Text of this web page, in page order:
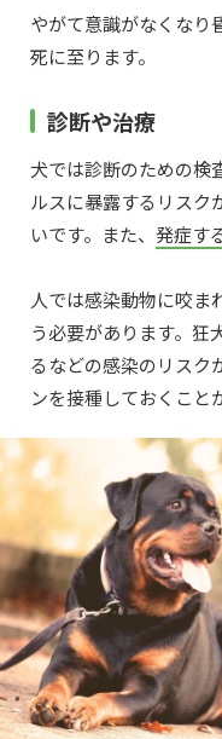
やがて意識がなくなり
死に至ります。
診断や治療
犬では診断のための検
ルスに暴露するリスク
いです。また、 発症す
人では感染動物に咬ま
う必要があります。狂
るなどの感染のリスク
ンを接種しておくこと